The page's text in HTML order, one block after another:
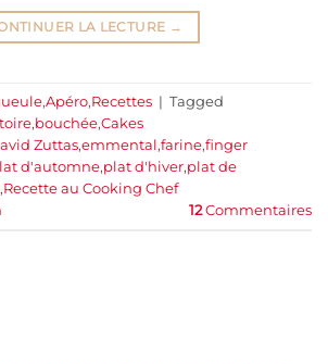
LA LECTURE →
,Apéro,Recettes | Tagged
,bouchée,Cakes
Zuttas,emmental,farine,finger
d'automne,plat d'hiver,plat de
,Recette au Cooking Chef
12Commentaires